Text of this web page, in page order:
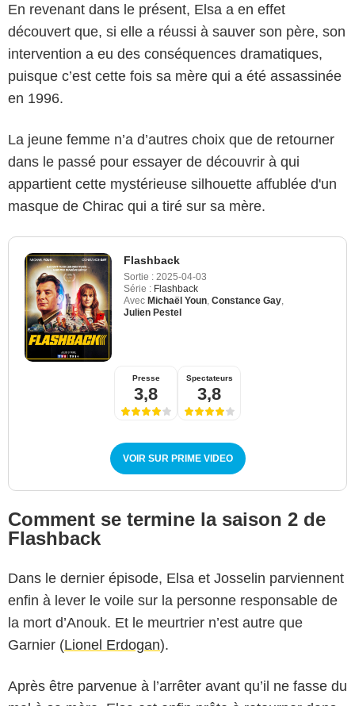
En revenant dans le présent, Elsa a en effet
découvert que, si elle a réussi à sauver son père, son
intervention a eu des conséquences dramatiques,
puisque c’est cette fois sa mère qui a été assassinée
en 1996.
La jeune femme n’a d’autres choix que de retourner
dans le passé pour essayer de découvrir à qui
appartient cette mystérieuse silhouette affublée d'un
masque de Chirac qui a tiré sur sa mère.
Flashback
Sortie : 2025-04-03
Série : Flashback
Avec Michaël Youn Constance Gay
Julien Pestel
Presse
3,8
Spectateurs
3,8
VOIR SUR PRIME VIDEO
Comment se termine la saison 2 de
Flashback
Dans le dernier épisode, Elsa et Josselin parviennent
enfin à lever le voile sur la personne responsable de
la mort d’Anouk. Et le meurtrier n’est autre que
Garnier (Lionel Erdogan).
Après être parvenue à l’arrêter avant qu’il ne fasse du